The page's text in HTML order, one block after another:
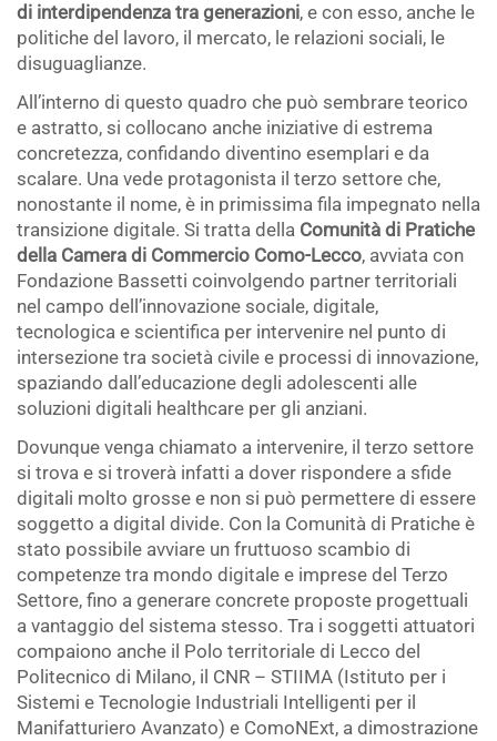
di interdipendenza tra generazioni, e con esso, anche le
politiche del lavoro, il mercato, le relazioni sociali, le
disuguaglianze.
All’interno di questo quadro che può sembrare teorico
e astratto, si collocano anche iniziative di estrema
concretezza, confidando diventino esemplari e da
scalare. Una vede protagonista il terzo settore che,
nonostante il nome, è in primissima fila impegnato nella
transizione digitale. Si tratta della Comunità di Pratiche
della Camera di Commercio Como-Lecco, avviata con
Fondazione Bassetti coinvolgendo partner territoriali
nel campo dell’innovazione sociale, digitale,
tecnologica e scientifica per intervenire nel punto di
intersezione tra società civile e processi di innovazione,
spaziando dall’educazione degli adolescenti alle
soluzioni digitali healthcare per gli anziani.
Dovunque venga chiamato a intervenire, il terzo settore
si trova e si troverà infatti a dover rispondere a sfide
digitali molto grosse e non si può permettere di essere
soggetto a digital divide. Con la Comunità di Pratiche è
stato possibile avviare un fruttuoso scambio di
competenze tra mondo digitale e imprese del Terzo
Settore, fino a generare concrete proposte progettuali
a vantaggio del sistema stesso. Tra i soggetti attuatori
compaiono anche il Polo territoriale di Lecco del
Politecnico di Milano, il CNR – STIIMA (Istituto per i
Sistemi e Tecnologie Industriali Intelligenti per il
Manifatturiero Avanzato) e ComoNExt, a dimostrazione